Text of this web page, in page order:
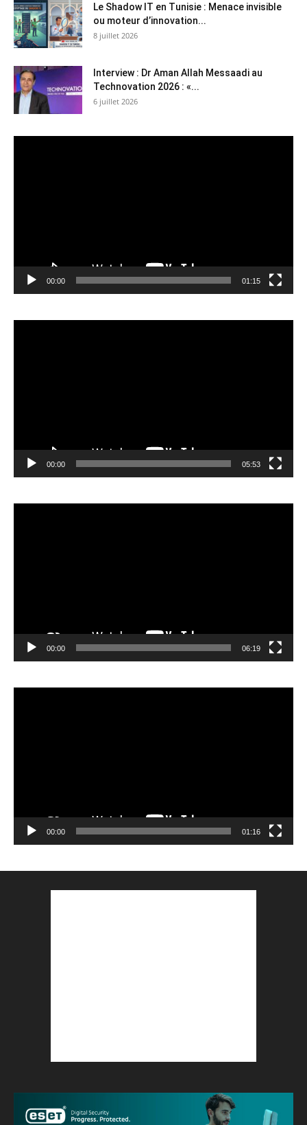
Le Shadow IT en Tunisie : Menace invisible
ou moteur d’innovation...
8 juillet 2026
Interview : Dr Aman Allah Messaadi au
Technovation 2026 : «...
6 juillet 2026
00:00 01:15
00:00 05:53
00:00 06:19
00:00 01:16